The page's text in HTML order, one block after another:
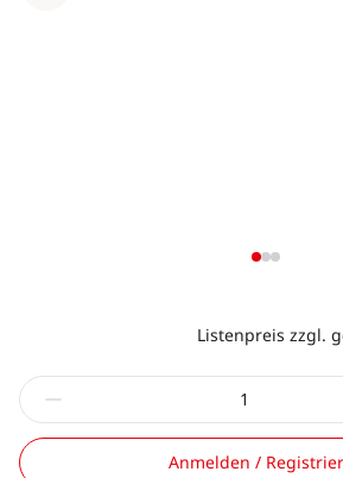
Listenpreis zzgl.
Anmelden /